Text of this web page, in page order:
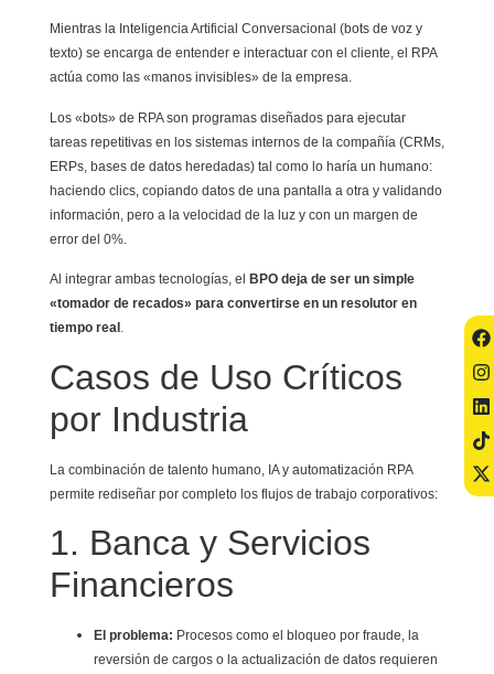
Mientras la Inteligencia Artificial Conversacional (bots de voz y
texto) se encarga de entender e interactuar con el cliente, el RPA
actúa como las «manos invisibles» de la empresa.
Los «bots» de RPA son programas diseñados para ejecutar
tareas repetitivas en los sistemas internos de la compañía (CRMs,
ERPs, bases de datos heredadas) tal como lo haría un humano:
haciendo clics, copiando datos de una pantalla a otra y validando
información, pero a la velocidad de la luz y con un margen de
error del 0%.
Al integrar ambas tecnologías, el
BPO deja de ser un simple
«tomador de recados» para convertirse en un resolutor en
tiempo real .
Casos de Uso Críticos
por Industria
La combinación de talento humano, IA y automatización RPA
permite rediseñar por completo los flujos de trabajo corporativos:
1. Banca y Servicios
Financieros
El problema: Procesos como el bloqueo por fraude, la
reversión de cargos o la actualización de datos requieren